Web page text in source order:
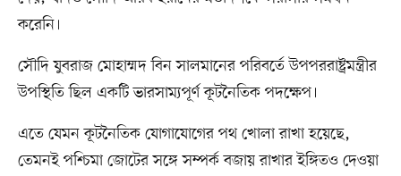
করেনি।
সৌদি যুবরাজ মোহাম্মদ বিন সালমানের পরিবর্তে উপপররাষ্ট্রমন্ত্রীর
উপস্থিতি ছিল একটি ভারসাম্যপূর্ণ কূটনৈতিক পদক্ষেপ।
এতে যেমন কূটনৈতিক যোগাযোগের পথ খোলা রাখা হয়েছে,
তেমনই পশ্চিমা জোটের সঙ্গে সম্পর্ক বজায় রাখার ইঙ্গিতও দেওয়া